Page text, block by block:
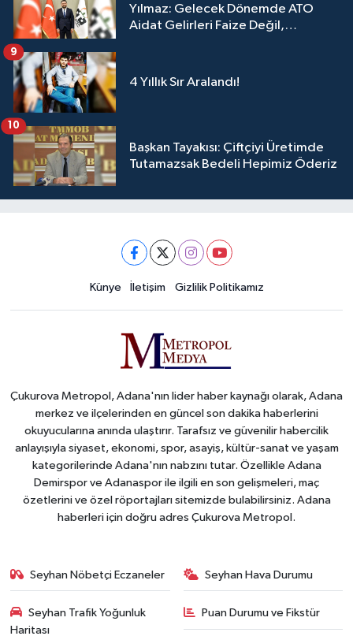
Yılmaz: Gelecek Dönemde ATO
Aidat Gelirleri Faize Değil,
4 Yıllık Sır Aralandı!
9
Başkan Tayakısı: Çiftçiyi Üretimde
Tutamazsak Bedeli Hepimiz Öderiz
10
Künye İletişim Gizlilik Politikamız
Çukurova Metropol, Adana'nın lider haber kaynağı olarak, Adana
merkez ve ilçelerinden en güncel son dakika haberlerini
okuyucularına anında ulaştırır. Tarafsız ve güvenilir habercilik
anlayışıyla siyaset, ekonomi, spor, asayiş, kültür-sanat ve yaşam
kategorilerinde Adana'nın nabzını tutar. Özellikle Adana
Demirspor ve Adanaspor ile ilgili en son gelişmeleri, maç
özetlerini ve özel röportajları sitemizde bulabilirsiniz. Adana
haberleri için doğru adres Çukurova Metropol.
Seyhan Nöbetçi Eczaneler Seyhan Hava Durumu
Seyhan Trafik Yoğunluk
Haritası
Puan Durumu ve Fikstür